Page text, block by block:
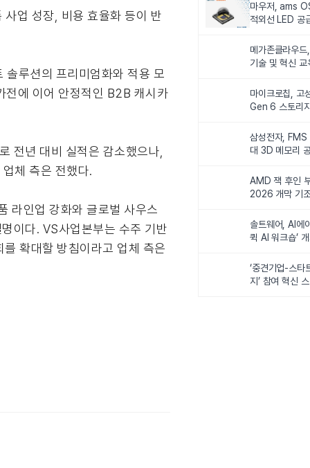
업 성장, 비용 효율화 등이 반
루션의 프리미엄화와 적용 모
전에 이어 안정적인 B2B 캐시카
전년 대비 실적은 감소했으나,
체 측은 전했다.
라인업 강화와 글로벌 사우스
이다. VS사업본부는 수주 기반
확대할 방침이라고 업체 측은
마우저, ams
적외선 LED 공
메가존클라우드
기술 및 혁신
마이크로칩, 고
Gen 6 스토리
삼성전자,
대 3D 메모리
AMD 잭 후인
2026 개막 기
솔트웨어, AI에
퀵 AI 워크숍’
‘중견기업-스타
지’ 참여 혁신